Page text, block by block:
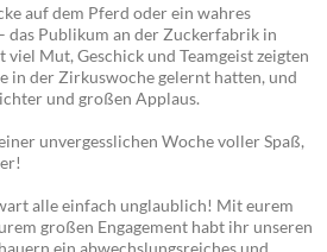
auf dem Pferd oder ein wahres
das Publikum an der Zuckerfabrik in
Mut, Geschick und Teamgeist zeigten
in der Zirkuswoche gelernt hatten, und
und großen Applaus.
unvergesslichen Woche voller Spaß,
alle einfach unglaublich! Mit eurem
großen Engagement habt ihr unseren
ein abwechslungsreiches und